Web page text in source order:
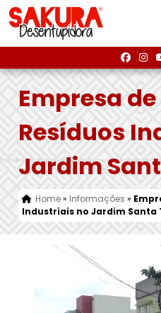
Empresa
Resíduos
Jardim
Home» Informações »
Industriais no Jardim Santa